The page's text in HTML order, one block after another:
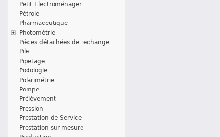
Petit Electroménager
Pétrole
Pharmaceutique
Photométrie
Pièces détachées de rechange
Pile
Pipetage
Podologie
Polarimétrie
Pompe
Prélèvement
Pression
Prestation de Service
Prestation sur-mesure